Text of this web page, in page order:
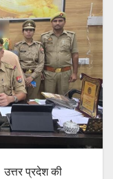
उत्तर प्रदेश की